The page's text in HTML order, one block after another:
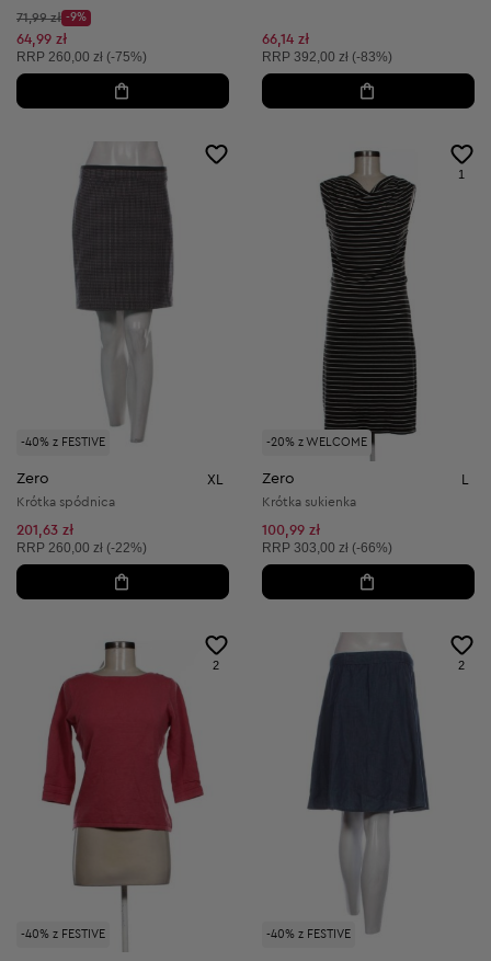
Cena początkowa:
71,99 zł
Discount Price:
-9%
Obniżona cena:
64,99 zł
Cena sugerowana:
RRP 260,00 zł (-75%)
66,14 zł
Cena sugerowana:
RRP 392,00 zł (-83%)
-40% z FESTIVE
Zero XL
Krótka spódnica
201,63 zł
Cena sugerowana:
RRP 260,00 zł (-22%)
-20% z WELCOME
1
Zero
Krótka sukienka
100,99 zł
Cena sugerowana:
RRP 303,00 zł (-66%)
-40% z FESTIVE
2
-40% z FESTIVE
2